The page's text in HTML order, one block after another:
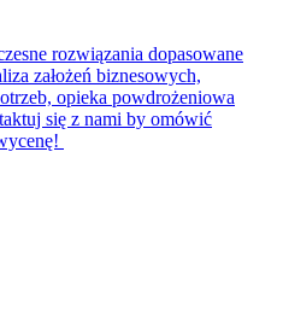
rozwiązania dopasowane
założeń biznesowych,
opieka powdrożeniowa
się z nami by omówić